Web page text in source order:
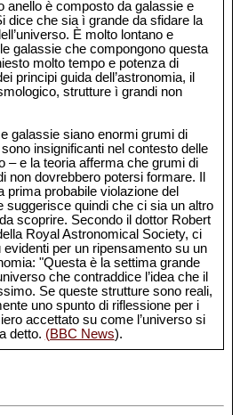
anello è composto da galassie e
dice che sia ì grande da sfidare la
È molto lontano e
le galassie che compongono questa
molto tempo e potenza di
principi guida dell’astronomia, il
strutture ì grandi non
galassie siano enormi grumi di
insignificanti nel contesto delle
– e la teoria afferma che grumi di
non dovrebbero potersi formare. Il
prima probabile violazione del
suggerisce quindi che ci sia un altro
scoprire. Secondo il dottor Robert
Royal Astronomical Society, ci
per un ripensamento su un
"Questa è la settima grande
che contraddice l’idea che il
Se queste strutture sono reali,
uno spunto di riflessione per i
accettato su come l’universo si
detto. (BBC News).